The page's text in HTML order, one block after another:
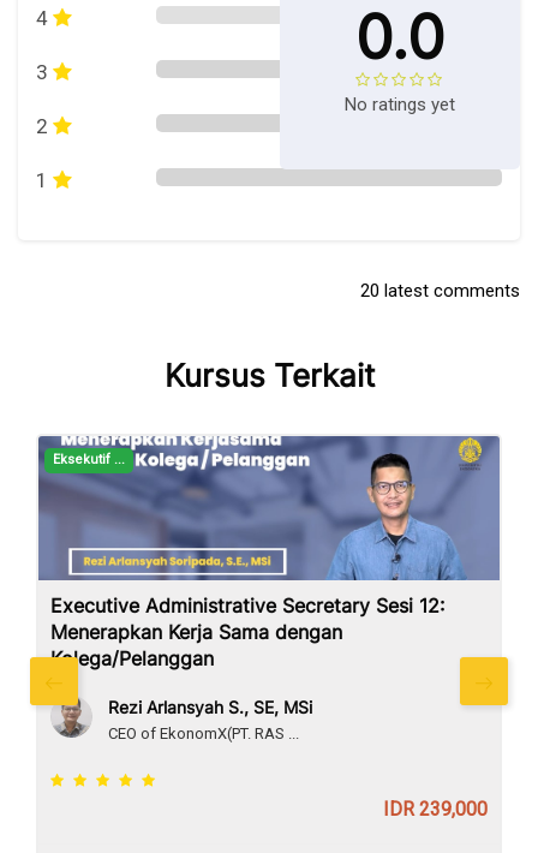
4
3
2
1
0.0
No ratings yet
20 latest comments
Kursus Terkait
Eksekutif ...
Executive Administrative Secretary Sesi 12:
Menerapkan Kerja Sama dengan
Kolega/Pelanggan
Rezi Arlansyah S., SE, MSi
CEO of EkonomX(PT. RAS ...
IDR 239,000